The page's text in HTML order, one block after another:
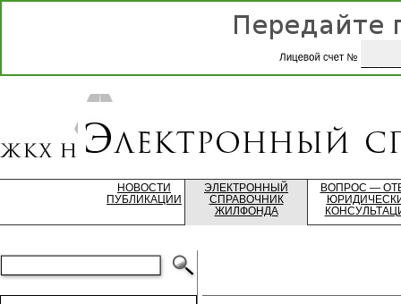
НОВОСТИ
ПУБЛИКАЦИИ
ЭЛЕКТРОННЫЙ
СПРАВОЧНИК
ЖИЛФОНДА
ВОПРОС —